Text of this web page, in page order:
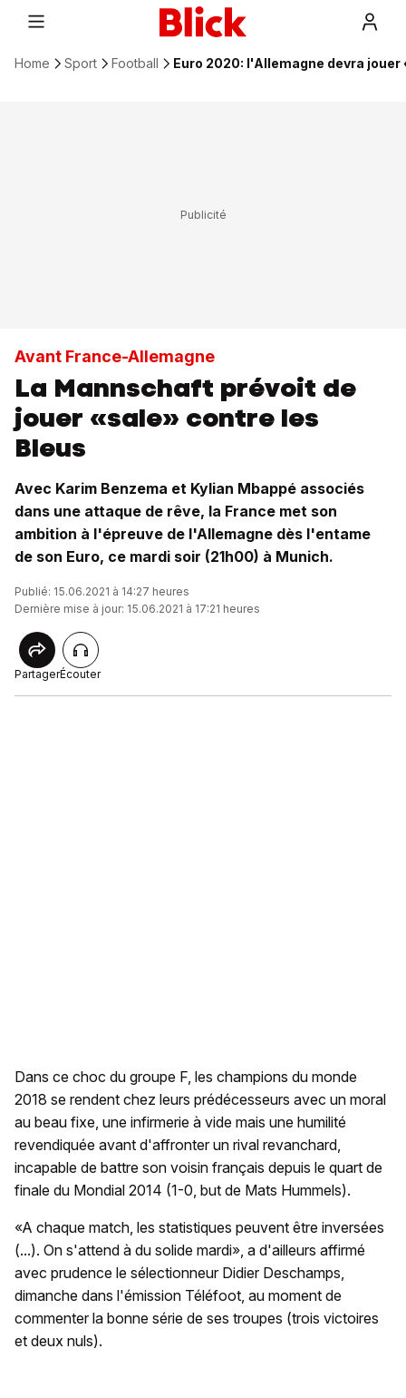
Home Sport Football Euro 2020: l'Allemagne devra
Avant France-Allemagne
La Mannschaft prévoit de
jouer «sale» contre les
Bleus
Avec Karim Benzema et Kylian Mbappé associés
dans une attaque de rêve, la France met son
ambition à l'épreuve de l'Allemagne dès l'entame
de son Euro, ce mardi soir (21h00) à Munich.
Publié: 15.06.2021 à 14:27 heures
Dernière mise à jour: 15.06.2021 à 17:21 heures
PartagerÉcouter
Dans ce choc du groupe F, les champions du monde
2018 se rendent chez leurs prédécesseurs avec un moral
au beau fixe, une infirmerie à vide mais une humilité
revendiquée avant d'affronter un rival revanchard,
incapable de battre son voisin français depuis le quart de
finale du Mondial 2014 (1-0, but de Mats Hummels).
«A chaque match, les statistiques peuvent être inversées
(...). On s'attend à du solide mardi», a d'ailleurs affirmé
avec prudence le sélectionneur Didier Deschamps,
dimanche dans l'émission Téléfoot, au moment de
commenter la bonne série de ses troupes (trois victoires
et deux nuls).